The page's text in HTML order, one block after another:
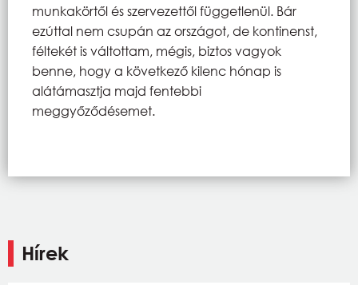
munkakörtől és szervezettől függetlenül. Bár
ezúttal nem csupán az országot, de kontinenst,
féltekét is váltottam, mégis, biztos vagyok
benne, hogy a következő kilenc hónap is
alátámasztja majd fentebbi
meggyőződésemet.
Hírek